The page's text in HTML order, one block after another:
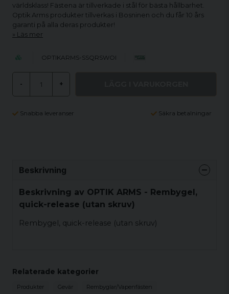
världsklass! Fästena är tillverkade i stål för bästa hållbarhet.
Optik Arms produkter tillverkas i Bosninen och du får 10 års
garanti på alla deras produkter!
Läs mer
OPTIKARMS-SSQRSWOI
- +
Snabba leveranser Säkra betalningar
Beskrivning
Beskrivning av OPTIK ARMS - Rembygel,
quick-release (utan skruv)
Rembygel, quick-release (utan skruv)
Relaterade kategorier
Produkter Gevär Rembyglar/Vapenfästen